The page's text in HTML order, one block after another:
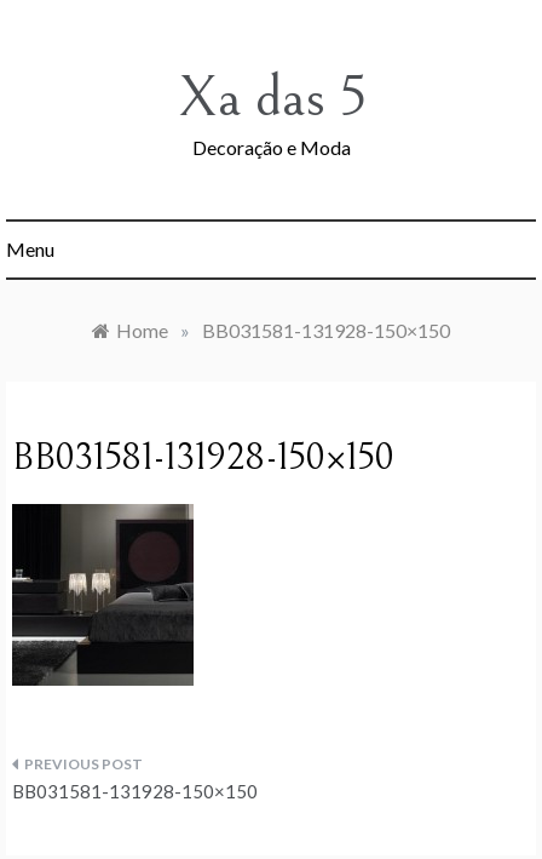
Xa das 5
Decoração e Moda
Menu
Home » BB031581-131928-150×150
BB031581-131928-150×150
Navegação
BB031581-131928-150×150